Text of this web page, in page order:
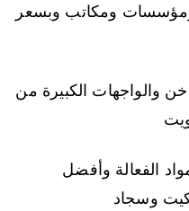
ومكاتب وبسعر
الكبيرة من
الفعالة وأفضل
وسجاد